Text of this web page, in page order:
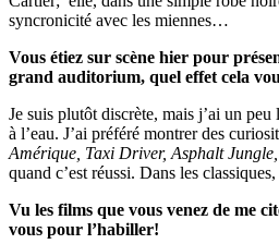
syncronicité avec les miennes…
Vous étiez sur scène hier pour
grand auditorium, quel effet cela
Je suis plutôt discrète, mais j’ai un
à l’eau. J’ai préféré montrer des
Amérique, Taxi Driver, Asphalt
quand c’est réussi. Dans les classiques,
Vu les films que vous venez de me
vous pour l’habiller!